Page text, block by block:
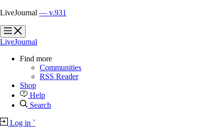
LiveJournal — v.931
?
?
LiveJournal
Find more
Communities
RSS Reader
Shop
Help
Search
Log in `